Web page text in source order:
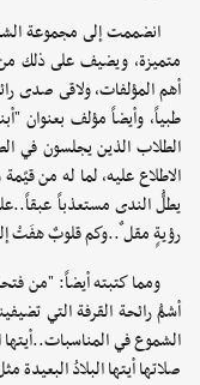
انضممت إلى مجموعة
متميزة، ويضيف على ذلك
أهم المؤلفات، ولاقى صدى
طبياً، وأيضاً مؤلف بعنوان
الطلاب الذين يجلسون في
الاطلاع عليه، لما له من
يطلُّ الندى مستعذباً
رؤيةٍ مقل ٌ..وكم قلوبٌ هفَتْ
ومما كتبته أيضاً: "من
أشمُّ رائحة القرفة التي
الشموع في المناسبات..أيتها
صلاتها أيتها البلادُ البعيدة